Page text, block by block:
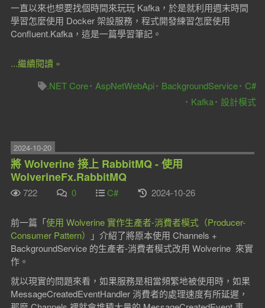
一直以來也想要找個時間來玩玩 Kafka，於是就利用週末時間
學習怎麼使用 Docker 架設服務，程式開發練習怎麼使用
Confluent.Kafka，這是一篇學習筆記。
...繼續閱讀 »
.NET Core
AspNetWebApi BackgroundService
C#
Kafka 設計模式
2024-10-20
將 Wolverine 接上 RabbitMQ - 使用
WolverineFx.RabbitMQ
722 0 C# 2024-10-26
前一篇「使用 Wolverine 實作生產者-消費者模式（Producer-
Consumer Pattern）
」介紹了將原本使用 Channels +
BackgroundService 的生產者-消費者模式改用 Wolverine 來實
作。
就以現實的問題來看，如果服務是相當頻繁地被使用時，如果
MessageCreatedEventHandler 消費者的處理速度有所延遲，